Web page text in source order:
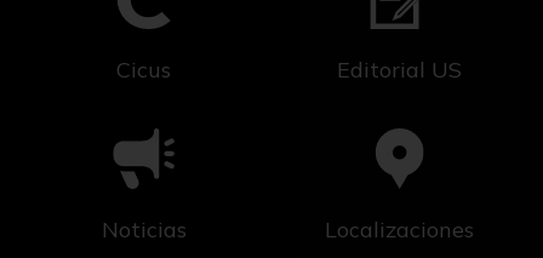
Cicus Editorial US
Noticias Localizaciones